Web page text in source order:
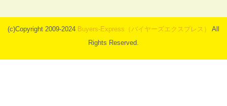
(c)Copyright 2009-2024 Buyers-Express（バイヤーズエクスプレス）
All
Rights Reserved.